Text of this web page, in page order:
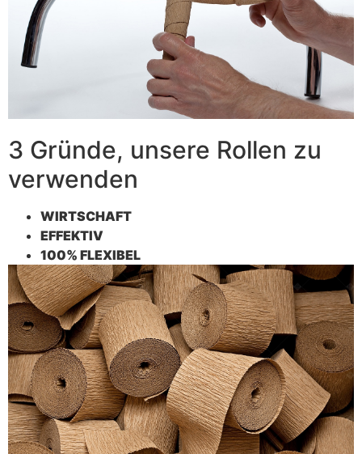
3 Gründe, unsere Rollen zu
verwenden
WIRTSCHAFT
EFFEKTIV
100% FLEXIBEL